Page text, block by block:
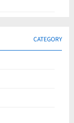
CATEGORY